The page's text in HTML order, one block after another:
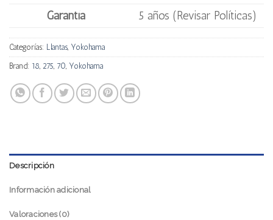
Garantía
5 años (Revisar Políticas)
Categorías: Llantas, Yokohama
Brand: 18, 275, 70, Yokohama
Descripción
Información adicional
Valoraciones (0)